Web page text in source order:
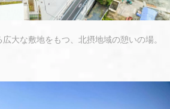
大な敷地をもつ、北摂地域の憩いの場。